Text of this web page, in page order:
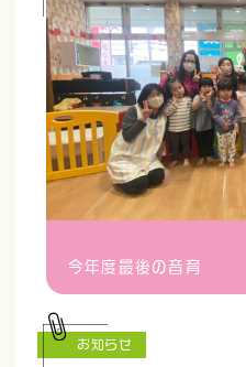
今年度最後の音育
お知らせ